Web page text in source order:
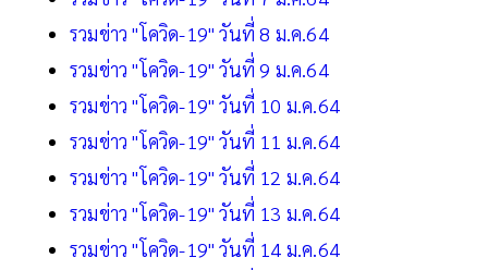
รวมข่าว "โควิด-19" วันที่ 8 ม.ค.64
รวมข่าว "โควิด-19" วันที่ 9 ม.ค.64
รวมข่าว "โควิด-19" วันที่ 10 ม.ค.64
รวมข่าว "โควิด-19" วันที่ 11 ม.ค.64
รวมข่าว "โควิด-19" วันที่ 12 ม.ค.64
รวมข่าว "โควิด-19" วันที่ 13 ม.ค.64
รวมข่าว "โควิด-19" วันที่ 14 ม.ค.64